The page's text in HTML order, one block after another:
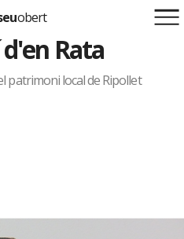
la iniciativa
obert
Rata
patrimoni local de Ripollet